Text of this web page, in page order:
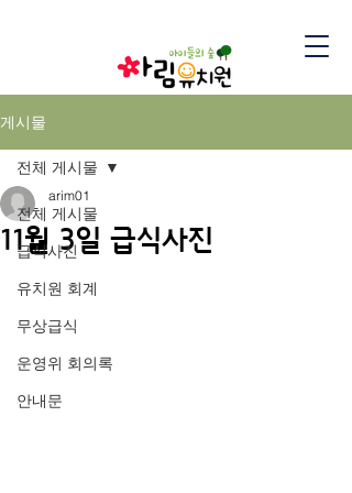
게시물
전체 게시물
급식사진
유치원 회계
무상급식
운영위 회의록
안내문
전체 게시물
11월 3일 급식사진
arim01